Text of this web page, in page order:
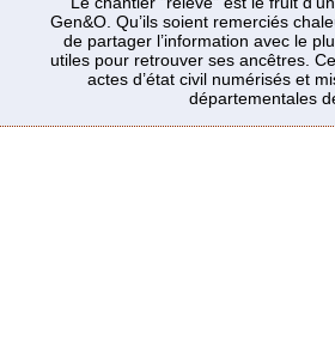
Gen&O. Qu’ils soient remerciés
de partager l’information avec le
utiles pour retrouver ses ancêtres.
actes d’état civil numérisés et
départementales